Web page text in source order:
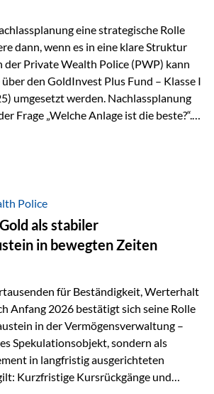
eine strategische Rolle
dann, wenn es in eine klare Struktur
Private Wealth Police (PWP) kann
den GoldInvest Plus Fund – Klasse I
umgesetzt werden. Nachlassplanung
Frage „Welche Anlage ist die beste?“.
– und in welcher Struktur?Und vor
ist das entscheidend.
Police
als stabiler
in bewegten Zeiten
für Beständigkeit, Werterhalt
Anfang 2026 bestätigt sich seine Rolle
in der Vermögensverwaltung –
Spekulationsobjekt, sondern als
in langfristig ausgerichteten